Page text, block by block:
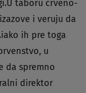
taboru crveno-
i veruju da
ih pre toga
u
da spremno
direktor